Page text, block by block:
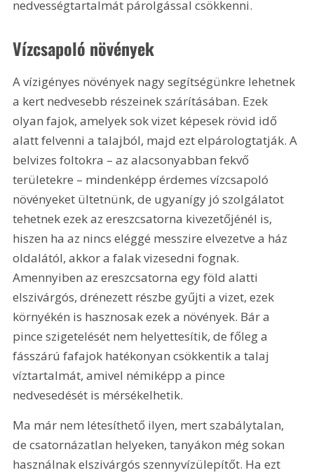
nedvességtartalmát párolgással csökkenni.
Vízcsapoló növények
A vízigényes növények nagy segítségünkre lehetnek
a kert nedvesebb részeinek szárításában. Ezek
olyan fajok, amelyek sok vizet képesek rövid idő
alatt felvenni a talajból, majd ezt elpárologtatják. A
belvizes foltokra – az alacsonyabban fekvő
területekre – mindenképp érdemes vízcsapoló
növényeket ültetnünk, de ugyanígy jó szolgálatot
tehetnek ezek az ereszcsatorna kivezetőjénél is,
hiszen ha az nincs eléggé messzire elvezetve a ház
oldalától, akkor a falak vizesedni fognak.
Amennyiben az ereszcsatorna egy föld alatti
elszivárgós, drénezett részbe gyűjti a vizet, ezek
környékén is hasznosak ezek a növények. Bár a
pince szigetelését nem helyettesítik, de főleg a
fásszárú fafajok hatékonyan csökkentik a talaj
víztartalmát, amivel némiképp a pince
nedvesedését is mérsékelhetik.
Ma már nem létesíthető ilyen, mert szabálytalan,
de csatornázatlan helyeken, tanyákon még sokan
használnak elszivárgós szennyvízülepítőt. Ha ezt